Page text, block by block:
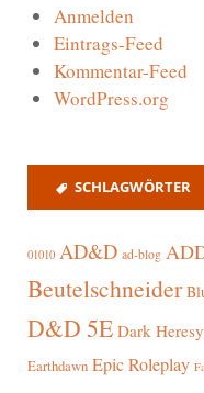
Anmelden
Eintrags-Feed
Kommentar-Feed
WordPress.org
SCHLAGWÖRTER
01010 AD&D ad-blog
Beutelschneider
D&D 5E Dark Heresy
Earthdawn Epic Roleplay